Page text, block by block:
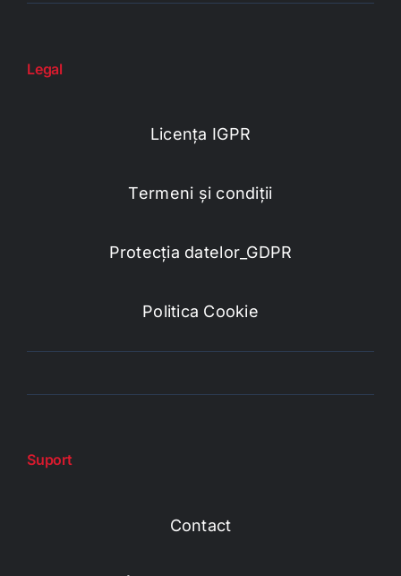
Legal
Licența IGPR
Termeni și condiții
Protecția datelor_GDPR
Politica Cookie
Suport
Contact